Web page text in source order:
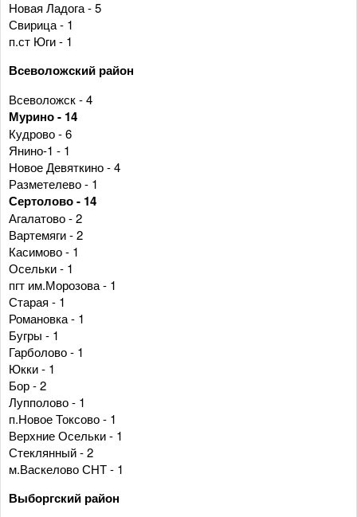
Новая Ладога - 5
Свирица - 1
п.ст Юги - 1
Всеволожский район
Всеволожск - 4
Мурино - 14
Кудрово - 6
Янино-1 - 1
Новое Девяткино - 4
Разметелево - 1
Сертолово - 14
Агалатово - 2
Вартемяги - 2
Касимово - 1
Осельки - 1
пгт им.Морозова - 1
Старая - 1
Романовка - 1
Бугры - 1
Гарболово - 1
Юкки - 1
Бор - 2
Лупполово - 1
п.Новое Токсово - 1
Верхние Осельки - 1
Стеклянный - 2
м.Васкелово СНТ - 1
Выборгский район